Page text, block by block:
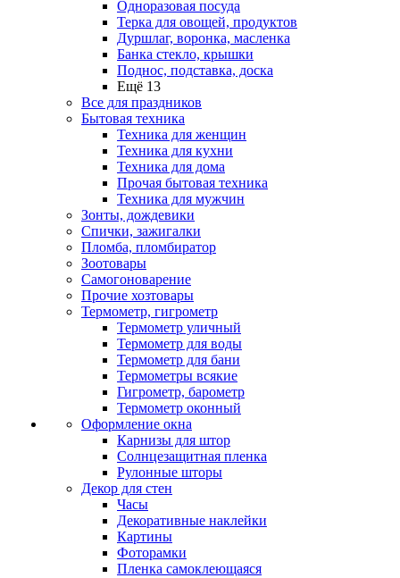
Одноразовая посуда
Терка для овощей, продуктов
Дуршлаг, воронка, масленка
Банка стекло, крышки
Поднос, подставка, доска
Ещё 13
Все для праздников
Бытовая техника
Техника для женщин
Техника для кухни
Техника для дома
Прочая бытовая техника
Техника для мужчин
Зонты, дождевики
Спички, зажигалки
Пломба, пломбиратор
Зоотовары
Самогоноварение
Прочие хозтовары
Термометр, гигрометр
Термометр уличный
Термометр для воды
Термометр для бани
Термометры всякие
Гигрометр, барометр
Термометр оконный
Оформление окна
Карнизы для штор
Солнцезащитная пленка
Рулонные шторы
Декор для стен
Часы
Декоративные наклейки
Картины
Фоторамки
Пленка самоклеющаяся